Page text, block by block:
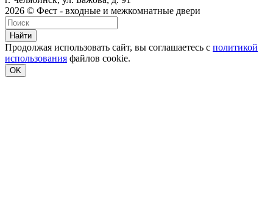
2026 © Фест - входные и межкомнатные двери
Найти
Продолжая использовать сайт, вы соглашаетесь с политикой
использования файлов cookie.
OK